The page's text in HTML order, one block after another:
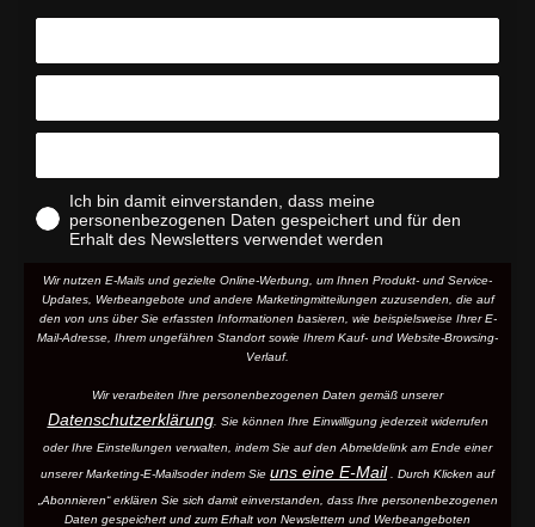
Ich bin damit einverstanden, dass meine
personenbezogenen Daten gespeichert und für den
Erhalt des Newsletters verwendet werden
Wir nutzen E-Mails und gezielte Online-Werbung, um Ihnen Produkt- und Service-
Updates, Werbeangebote und andere Marketingmitteilungen zuzusenden, die auf
den von uns über Sie erfassten Informationen basieren, wie beispielsweise Ihrer E-
Mail-Adresse, Ihrem ungefähren Standort sowie Ihrem Kauf- und Website-Browsing-
Verlauf.
Wir verarbeiten Ihre personenbezogenen Daten gemäß unserer
Datenschutzerklärung. Sie können Ihre Einwilligung jederzeit widerrufen
oder Ihre Einstellungen verwalten, indem Sie auf den Abmeldelink am Ende einer
unserer Marketing-E-Mailsoder indem Sie uns eine E-Mail . Durch Klicken auf
„Abonnieren“ erklären Sie sich damit einverstanden, dass Ihre personenbezogenen
Daten gespeichert und zum Erhalt von Newslettern und Werbeangeboten